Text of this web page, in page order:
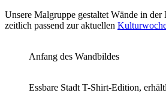
Unsere Malgruppe gestaltet Wände in der
zeitlich passend zur aktuellen
Anfang des Wandbildes
Essbare Stadt T-Shirt-Edition,